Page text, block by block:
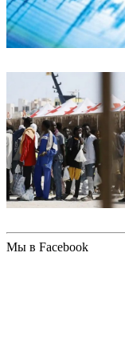
Мы в Facebook